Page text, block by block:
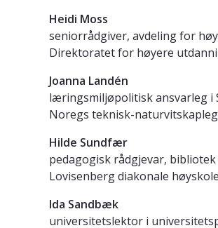
Heidi Moss
seniorrådgiver, avdeling for
Direktoratet for høyere
Joanna Landén
læringsmiljøpolitisk ansvarleg i
Noregs teknisk-
Hilde Sundfær
pedagogisk rådgjevar,
Lovisenberg diakonale høyskole
Ida Sandbæk
universitetslektor i